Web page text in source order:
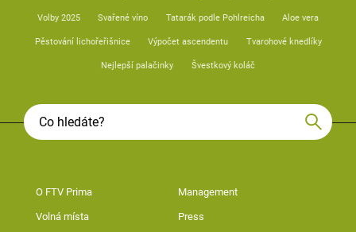
Volby 2025 Svařené víno Tatarák podle Pohlreicha Aloe vera
Pěstování lichořeřišnice Výpočet ascendentu Tvarohové knedlíky
Nejlepší palačinky Švestkový koláč
O FTV Prima Management
Volná místa Press